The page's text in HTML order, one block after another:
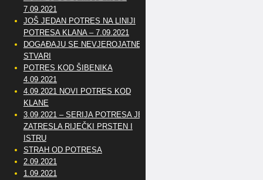
7.09.2021
JOŠ JEDAN POTRES NA LINIJI
POTRESA KLANA – 7.09.2021
DOGAĐAJU SE NEVJEROJATNE
STVARI
POTRES KOD ŠIBENIKA
4.09.2021
4.09.2021 NOVI POTRES KOD
KLANE
3.09.2021 – SERIJA POTRESA JE
ZATRESLA RIJEČKI PRSTEN I
ISTRU
STRAH OD POTRESA
2.09.2021
1.09.2021